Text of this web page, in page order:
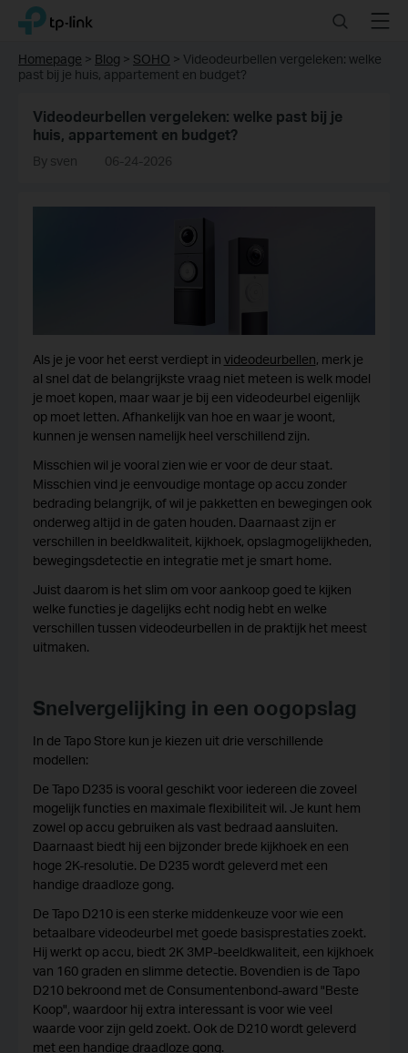
Click
the
TP-Link, Reliably Smart SearchMenu
Homepage > Blog > SOHO > Videodeurbellen vergeleken: welke
past bij je huis, appartement en budget?
Videodeurbellen vergeleken: welke past bij je
huis, appartement en budget?
By sven 06-24-2026
Als je je voor het eerst verdiept in videodeurbellen, merk je
al snel dat de belangrijkste vraag niet meteen is welk model
je moet kopen, maar waar je bij een videodeurbel eigenlijk
op moet letten. Afhankelijk van hoe en waar je woont,
kunnen je wensen namelijk heel verschillend zijn.
Misschien wil je vooral zien wie er voor de deur staat.
Misschien vind je eenvoudige montage op accu zonder
bedrading belangrijk, of wil je pakketten en bewegingen ook
onderweg altijd in de gaten houden. Daarnaast zijn er
verschillen in beeldkwaliteit, kijkhoek, opslagmogelijkheden,
bewegingsdetectie en integratie met je smart home.
Juist daarom is het slim om voor aankoop goed te kijken
welke functies je dagelijks echt nodig hebt en welke
verschillen tussen videodeurbellen in de praktijk het meest
uitmaken.
Snelvergelijking in een oogopslag
In de Tapo Store kun je kiezen uit drie verschillende
modellen:
De Tapo D235 is vooral geschikt voor iedereen die zoveel
mogelijk functies en maximale flexibiliteit wil. Je kunt hem
zowel op accu gebruiken als vast bedraad aansluiten.
Daarnaast biedt hij een bijzonder brede kijkhoek en een
hoge 2K-resolutie. De D235 wordt geleverd met een
handige draadloze gong.
De Tapo D210 is een sterke middenkeuze voor wie een
betaalbare videodeurbel met goede basisprestaties zoekt.
Hij werkt op accu, biedt 2K 3MP-beeldkwaliteit, een kijkhoek
van 160 graden en slimme detectie. Bovendien is de Tapo
D210 bekroond met de Consumentenbond-award "Beste
Koop", waardoor hij extra interessant is voor wie veel
waarde voor zijn geld zoekt. Ook de D210 wordt geleverd
met een handige draadloze gong.